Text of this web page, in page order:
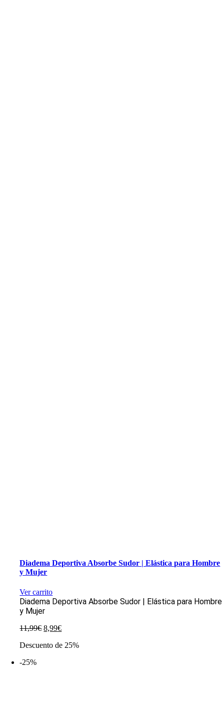
Diadema Deportiva Absorbe Sudor | Elástica para Hombre
y Mujer
Ver carrito
Diadema Deportiva Absorbe Sudor | Elástica para Hombre
y Mujer
11,99€ El
original
8,99€El
actual
Descuento de 25%
-25%